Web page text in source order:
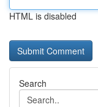
HTML is disabled
Search